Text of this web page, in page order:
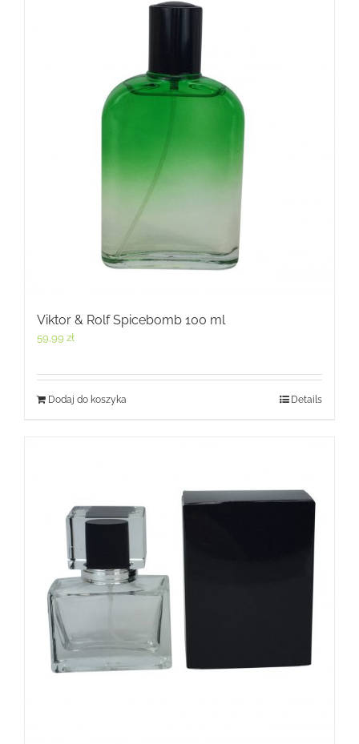
Viktor & Rolf Spicebomb 100 ml
59,99 zł
Dodaj do koszyka Details